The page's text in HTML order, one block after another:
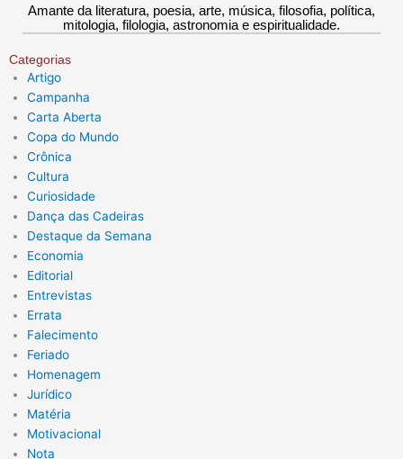
Amante da literatura, poesia, arte, música, filosofia, política,
mitologia, filologia, astronomia e espiritualidade.
Categorias
Artigo
Campanha
Carta Aberta
Copa do Mundo
Crônica
Cultura
Curiosidade
Dança das Cadeiras
Destaque da Semana
Economia
Editorial
Entrevistas
Errata
Falecimento
Feriado
Homenagem
Jurídico
Matéria
Motivacional
Nota